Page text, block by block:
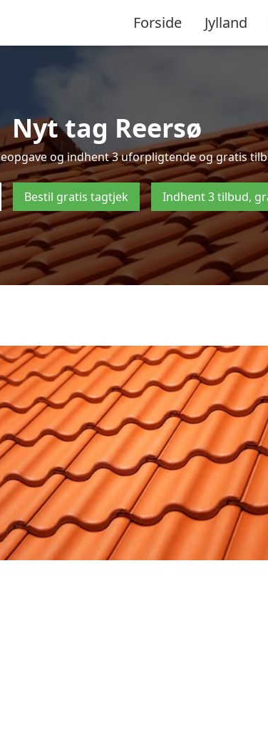
Forside Jylland
Nyt tag Reersø
og indhent 3 uforpligtende og gratis
Bestil gratis tagtjek Indhent 3 tilbud,